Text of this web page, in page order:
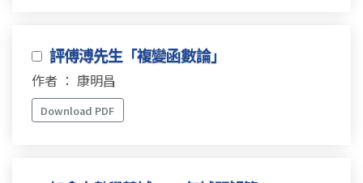
評傅溥先生「複變函數論」
作者 ： 康明昌
Download PDF